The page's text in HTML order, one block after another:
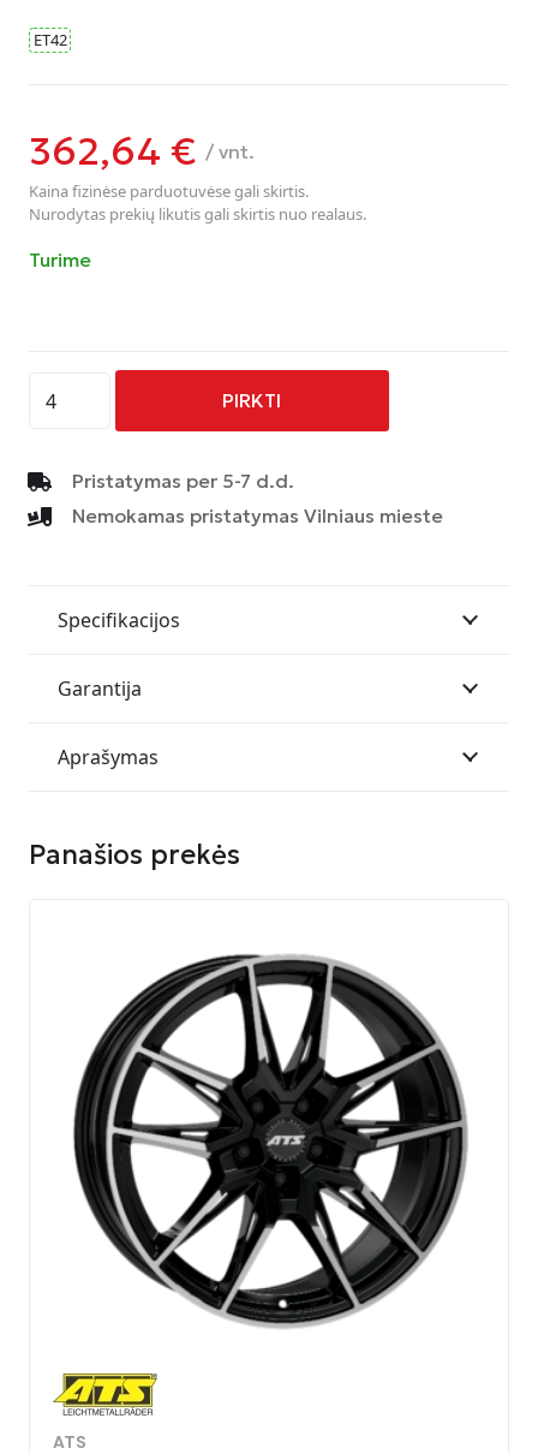
ET42
362,64 € / vnt.
Kaina fizinėse parduotuvėse gali skirtis.
Nurodytas prekių likutis gali skirtis nuo realaus.
Turime
kiekis:
GRI-
N
9020
5108
PIRKTI
Pristatymas per 5-7 d.d.
Nemokamas pristatymas Vilniaus mieste
Specifikacijos
Garantija
Aprašymas
Panašios prekės
ATS